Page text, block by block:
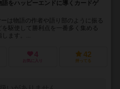
をハッピーエンドに導くカードゲ
は物語の作者や語り部のように振る
駆使して勝利点を一番多く集める
します。...
4
お気に入り
42
持ってる